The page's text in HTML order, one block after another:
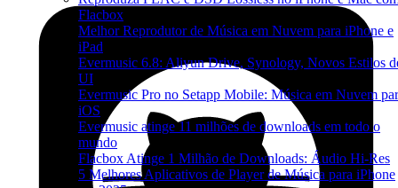
Flacbox
Melhor Reprodutor de Música em Nuvem para iPhone e
iPad
Evermusic 6.8: Aliyun Drive, Synology, Novos Estilos
UI
Evermusic Pro no Setapp Mobile: Música em Nuvem
iOS
Evermusic atinge 11 milhões de downloads em todo o
mundo
Flacbox Atinge 1 Milhão de Downloads: Áudio Hi-Res
5 Melhores Aplicativos de Player de Música para iPhone